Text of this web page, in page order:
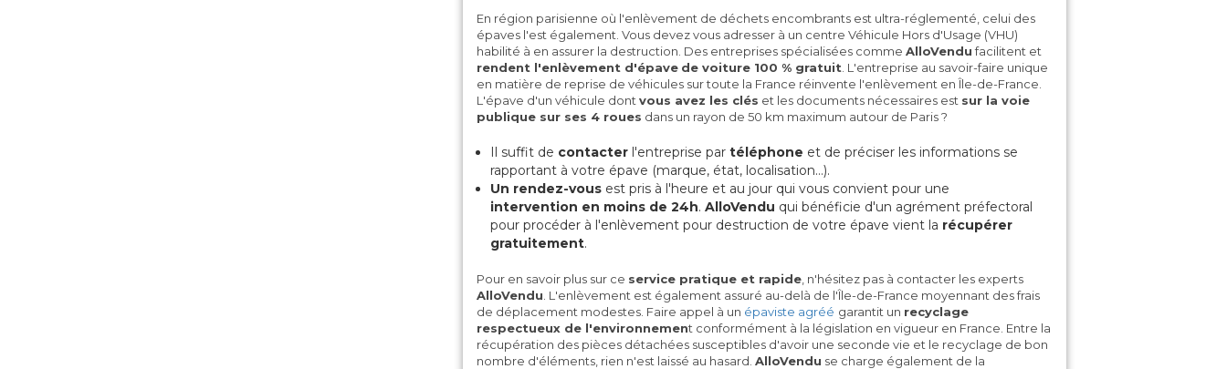
En région parisienne où l'enlèvement de déchets encombrants est ultra-réglementé, celui des
épaves l'est également. Vous devez vous adresser à un centre Véhicule Hors d'Usage (VHU)
habilité à en assurer la destruction. Des entreprises spécialisées comme AlloVendufacilitent et
rendent l'enlèvement d'épave de voiture 100 % gratuit . L'entreprise au savoir-faire unique
en matière de reprise de véhicules sur toute la France réinvente l'enlèvement en Île-de-France.
L'épave d'un véhicule dont vous avez les clés et les documents nécessaires est sur la voie
publique sur ses 4 roues dans un rayon de 50 km maximum autour de Paris ?
Il suffit de contacter l'entreprise par téléphone et de préciser les informations se
rapportant à votre épave (marque, état, localisation…).
Un rendez-vousest pris à l'heure et au jour qui vous convient pour une
intervention en moins de 24h. AlloVendu qui bénéficie d'un agrément préfectoral
pour procéder à l'enlèvement pour destruction de votre épave vient la récupérer
gratuitement.
Pour en savoir plus sur ce service pratique et rapide, n'hésitez pas à contacter les experts
AlloVendu . L'enlèvement est également assuré au-delà de l'Île-de-France moyennant des frais
de déplacement modestes. Faire appel à un épaviste agréé garantit un recyclage
respectueux de l'environnement conformément à la législation en vigueur en France. Entre la
récupération des pièces détachées susceptibles d'avoir une seconde vie et le recyclage de bon
nombre d'éléments, rien n'est laissé au hasard. AlloVendu se charge également de la